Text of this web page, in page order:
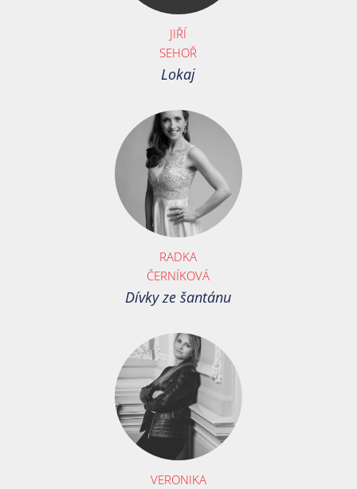
JIŘÍ
SEHOŘ
Lokaj
RADKA
ČERNÍKOVÁ
Dívky ze šantánu
VERONIKA